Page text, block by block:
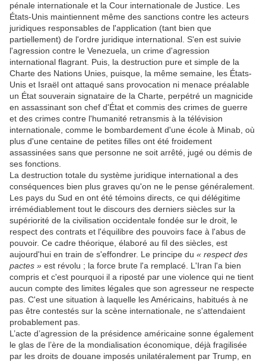
pénale internationale et la Cour internationale de Justice. Les
États-Unis maintiennent même des sanctions contre les acteurs
juridiques responsables de l'application (tant bien que
partiellement) de l'ordre juridique international. S'en est suivie
l'agression contre le Venezuela, un crime d'agression
international flagrant. Puis, la destruction pure et simple de la
Charte des Nations Unies, puisque, la même semaine, les États-
Unis et Israël ont attaqué sans provocation ni menace préalable
un État souverain signataire de la Charte, perpétré un magnicide
en assassinant son chef d'État et commis des crimes de guerre
et des crimes contre l'humanité retransmis à la télévision
internationale, comme le bombardement d'une école à Minab, où
plus d'une centaine de petites filles ont été froidement
assassinées sans que personne ne soit arrêté, jugé ou démis de
ses fonctions.
La destruction totale du système juridique international a des
conséquences bien plus graves qu'on ne le pense généralement.
Les pays du Sud en ont été témoins directs, ce qui délégitime
irrémédiablement tout le discours des derniers siècles sur la
supériorité de la civilisation occidentale fondée sur le droit, le
respect des contrats et l'équilibre des pouvoirs face à l'abus de
pouvoir. Ce cadre théorique, élaboré au fil des siècles, est
aujourd'hui en train de s'effondrer. Le principe du « respect des
pactes » est révolu ; la force brute l'a remplacé. L'Iran l'a bien
compris et c'est pourquoi il a riposté par une violence qui ne tient
aucun compte des limites légales que son agresseur ne respecte
pas. C'est une situation à laquelle les Américains, habitués à ne
pas être contestés sur la scène internationale, ne s'attendaient
probablement pas.
L’acte d’agression de la présidence américaine sonne également
le glas de l’ère de la mondialisation économique, déjà fragilisée
par les droits de douane imposés unilatéralement par Trump, en